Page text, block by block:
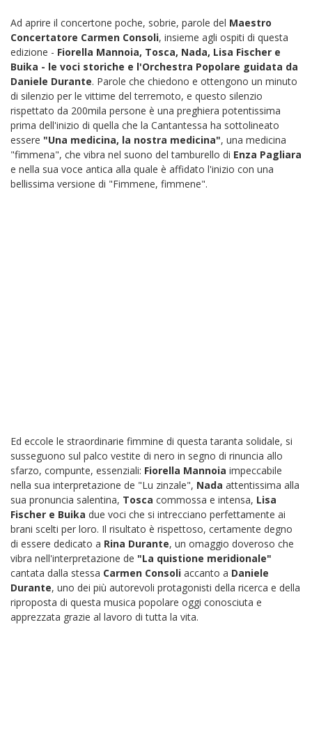
Ad aprire il concertone poche, sobrie, parole del Maestro
Concertatore Carmen Consoli, insieme agli ospiti di questa
edizione - Fiorella Mannoia, Tosca, Nada, Lisa Fischer e
Buika - le voci storiche e l'Orchestra Popolare guidata da
Daniele Durante. Parole che chiedono e ottengono un minuto
di silenzio per le vittime del terremoto, e questo silenzio
rispettato da 200mila persone è una preghiera potentissima
prima dell'inizio di quella che la Cantantessa ha sottolineato
essere "Una medicina, la nostra medicina", una medicina
"fimmena", che vibra nel suono del tamburello di Enza Pagliara
e nella sua voce antica alla quale è affidato l'inizio con una
bellissima versione di "Fimmene, fimmene".
Ed eccole le straordinarie fimmine di questa taranta solidale, si
susseguono sul palco vestite di nero in segno di rinuncia allo
sfarzo, compunte, essenziali: Fiorella Mannoia impeccabile
nella sua interpretazione de "Lu zinzale", Nada attentissima alla
sua pronuncia salentina, Tosca commossa e intensa, Lisa
Fischer e Buika due voci che si intrecciano perfettamente ai
brani scelti per loro. Il risultato è rispettoso, certamente degno
di essere dedicato a Rina Durante, un omaggio doveroso che
vibra nell'interpretazione de "La quistione meridionale"
cantata dalla stessa Carmen Consoli accanto a Daniele
Durante, uno dei più autorevoli protagonisti della ricerca e della
riproposta di questa musica popolare oggi conosciuta e
apprezzata grazie al lavoro di tutta la vita.